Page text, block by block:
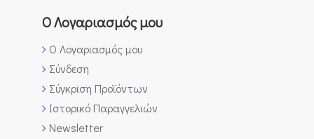
Ο Λογαριασμός μου
Ο Λογαριασμός μου
Σύνδεση
Σύγκριση Προϊόντων
Ιστορικό Παραγγελιών
Newsletter